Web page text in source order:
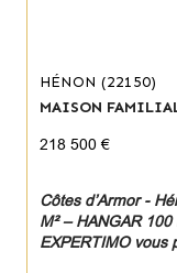
HÉNON (22150)
MAISON
218 500 €
Côtes d’Armor -
M² – HANGAR
EXPERTIMO vous